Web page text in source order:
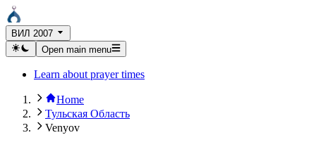
ВИЛ 2007
Open main menu
Learn about prayer times
Home
Тульская Область
Venyov